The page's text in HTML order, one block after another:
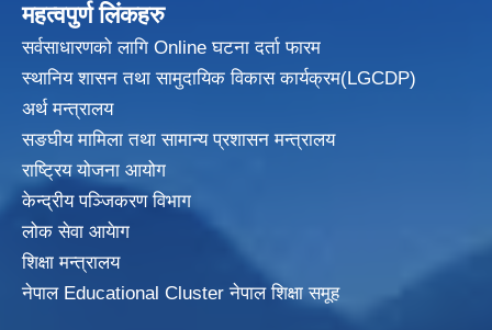
महत्वपुर्ण लिंकहरु
सर्वसाधारणको लागि Online घटना दर्ता फारम
स्थानिय शासन तथा सामुदायिक विकासकार्यक्रम(LGCDP)
अर्थ मन्त्रालय
सङघीय मामिला तथा सामान्य प्रशासन मन्त्रालय
राष्ट्रिय योजना आयोग
केन्द्रीय पञ्जिकरण विभाग
लोक सेवा आयेाग
शिक्षा मन्त्रालय
नेपाल Educational Cluster नेपाल शिक्षा समूह